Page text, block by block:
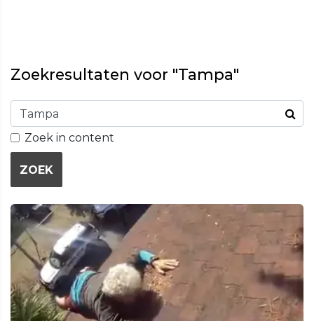
Zoekresultaten voor "Tampa"
Zoek in content
ZOEK